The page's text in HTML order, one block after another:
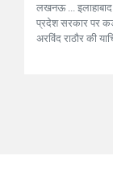
लखनऊ ...
प्रदेश सरकार पर
अरविंद राठौर की